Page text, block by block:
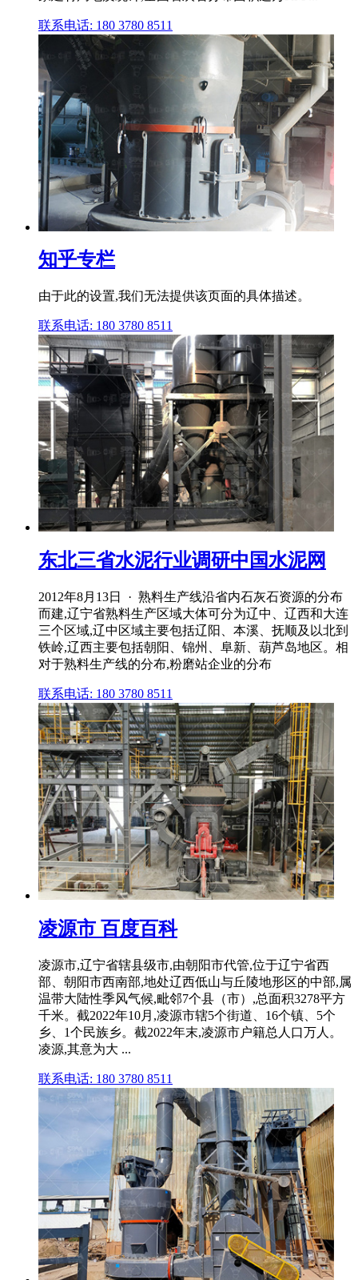
联系电话: 180 3780 8511
知乎专栏
由于此的设置,我们无法提供该页面的具体描述。
联系电话: 180 3780 8511
东北三省水泥行业调研中国水泥网
2012年8月13日 · 熟料生产线沿省内石灰石资源的分布
而建,辽宁省熟料生产区域大体可分为辽中、辽西和大连
三个区域,辽中区域主要包括辽阳、本溪、抚顺及以北到
铁岭,辽西主要包括朝阳、锦州、阜新、葫芦岛地区。相
对于熟料生产线的分布,粉磨站企业的分布
联系电话: 180 3780 8511
凌源市 百度百科
凌源市,辽宁省辖县级市,由朝阳市代管,位于辽宁省西
部、朝阳市西南部,地处辽西低山与丘陵地形区的中部,属
温带大陆性季风气候,毗邻7个县（市）,总面积3278平方
千米。截2022年10月,凌源市辖5个街道、16个镇、5个
乡、1个民族乡。截2022年末,凌源市户籍总人口万人。
凌源,其意为大 ...
联系电话: 180 3780 8511